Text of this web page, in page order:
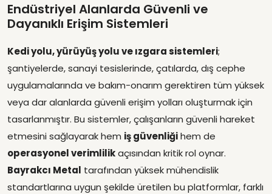
Endüstriyel Alanlarda Güvenli ve
Dayanıklı Erişim Sistemleri
Kedi yolu, yürüyüş yolu ve ızgara sistemleri;
şantiyelerde, sanayi tesislerinde, çatılarda, dış cephe
uygulamalarında ve bakım-onarım gerektiren tüm yüksek
veya dar alanlarda güvenli erişim yolları oluşturmak için
tasarlanmıştır. Bu sistemler, çalışanların güvenli hareket
etmesini sağlayarak hem iş güvenliğihem de
operasyonel verimlilikaçısından kritik rol oynar.
Bayrakcı Metal tarafından yüksek mühendislik
standartlarına uygun şekilde üretilen bu platformlar, farklı